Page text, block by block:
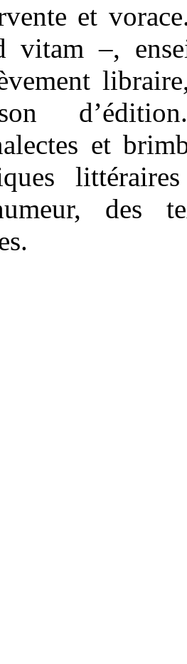
et
vitam –,
et
des